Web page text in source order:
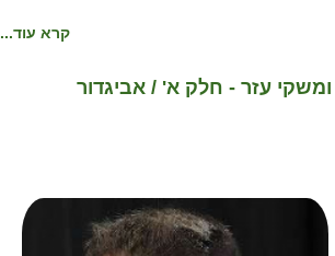
קרא עוד...
מנחלות ומשקי עזר - חלק א' / אביגדור